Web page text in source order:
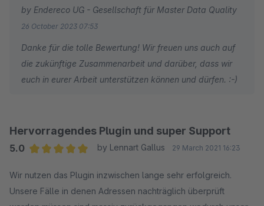
by Endereco UG - Gesellschaft für Master Data Quality
26 October 2023 07:53
Danke für die tolle Bewertung! Wir freuen uns auch auf
die zukünftige Zusammenarbeit und darüber, dass wir
euch in eurer Arbeit unterstützen können und dürfen. :-)
Hervorragendes Plugin und super Support
5.0
by Lennart Gallus 29 March 2021 16:23
Wir nutzen das Plugin inzwischen lange sehr erfolgreich.
Unsere Fälle in denen Adressen nachträglich überprüft